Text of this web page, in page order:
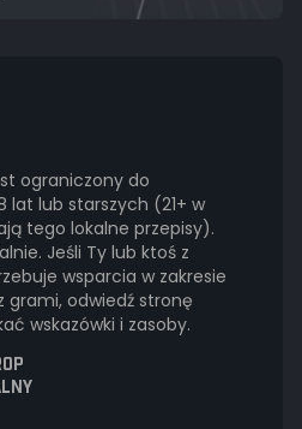
ograniczony do
lat lub starszych (21+ w
tego lokalne przepisy).
Jeśli Ty lub ktoś z
wsparcia w zakresie
grami, odwiedź stronę
wskazówki i zasoby.